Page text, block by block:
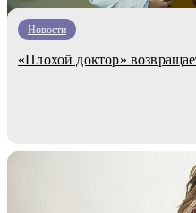
Новости
«Плохой доктор»